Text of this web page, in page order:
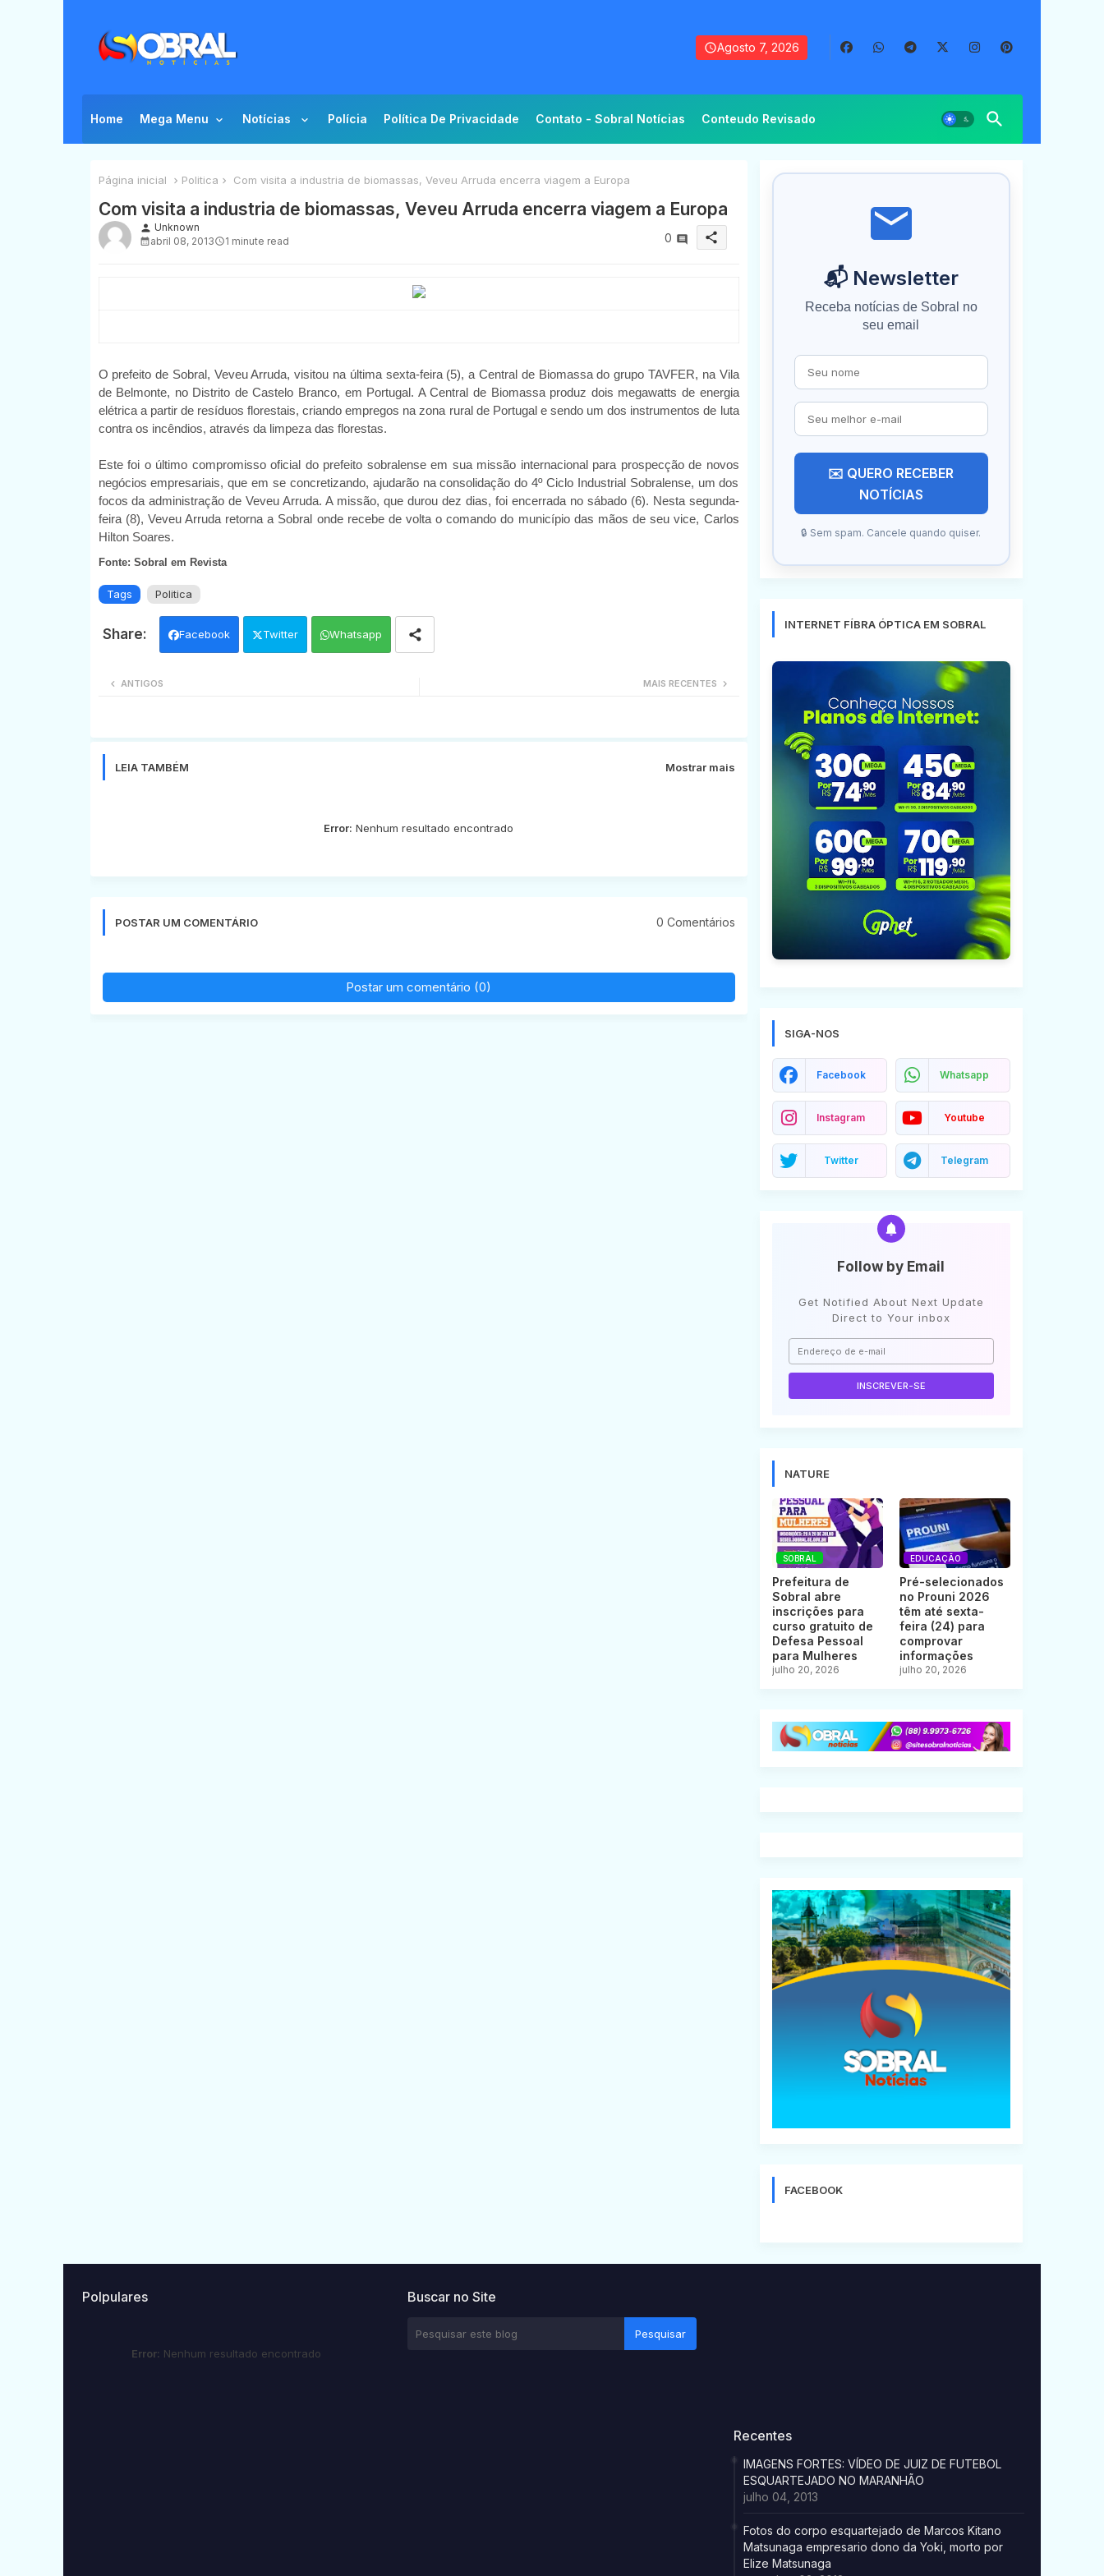
Agosto 7, 2026
Home Mega Menu Notícias Polícia Política De Privacidade Contato - Sobral Notícias Conteudo Revisado
Página inicial Politica Com visita a industria de biomassas, Veveu Arruda encerra viagem a Europa
Com visita a industria de biomassas, Veveu Arruda encerra viagem a Europa
person Unknown
abril 08, 2013
1 minute read 0 share
O prefeito de Sobral, Veveu Arruda, visitou na última sexta-feira (5), a Central de Biomassa do grupo TAVFER, na Vila
de Belmonte, no Distrito de Castelo Branco, em Portugal. A Central de Biomassa produz dois megawatts de energia
elétrica a partir de resíduos florestais, criando empregos na zona rural de Portugal e sendo um dos instrumentos de luta
contra os incêndios, através da limpeza das florestas.
Este foi o último compromisso oficial do prefeito sobralense em sua missão internacional para prospecção de novos
negócios empresariais, que em se concretizando, ajudarão na consolidação do 4º Ciclo Industrial Sobralense, um dos
focos da administração de Veveu Arruda. A missão, que durou dez dias, foi encerrada no sábado (6). Nesta segunda-
feira (8), Veveu Arruda retorna a Sobral onde recebe de volta o comando do município das mãos de seu vice, Carlos
Hilton Soares.
Fonte: Sobral em Revista
Tags Politica
Facebook Twitter Whatsapp
MAIS RECENTES
ANTIGOS
LEIA TAMBÉM Mostrar mais
Error: Nenhum resultado encontrado
POSTAR UM COMENTÁRIO 0 Comentários
Postar um comentário (0)
📬 Newsletter
Receba notícias de Sobral no
seu email
✉️ QUERO RECEBER
NOTÍCIAS
🔒 Sem spam. Cancele quando quiser.
INTERNET FÍBRA ÓPTICA EM SOBRAL
SIGA-NOS
Facebook Whatsapp
Instagram Youtube
Twitter Telegram
Follow by Email
Get Notified About Next Update
Direct to Your inbox
NATURE
SOBRAL
Prefeitura de
Sobral abre
inscrições para
curso gratuito de
Defesa Pessoal
para Mulheres
julho 20, 2026
EDUCAÇÃO
Pré-selecionados
no Prouni 2026
têm até sexta-
feira (24) para
comprovar
informações
julho 20, 2026
FACEBOOK
Polpulares
Error: Nenhum resultado encontrado
Buscar no Site
Recentes
IMAGENS FORTES: VÍDEO DE JUIZ DE FUTEBOL
ESQUARTEJADO NO MARANHÃO
julho 04, 2013
Fotos do corpo esquartejado de Marcos Kitano
Matsunaga empresario dono da Yoki, morto por
Elize Matsunaga